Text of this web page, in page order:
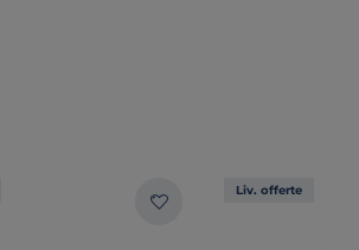
Liv. offerte